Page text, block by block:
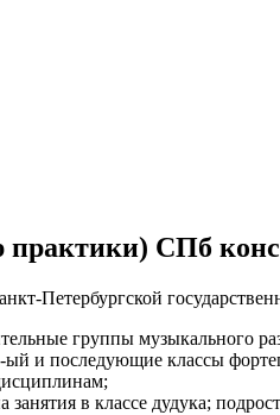
практики) СПб
Петербургской
группы музыкального
ый и последующие классы
занятия в классе дудука;